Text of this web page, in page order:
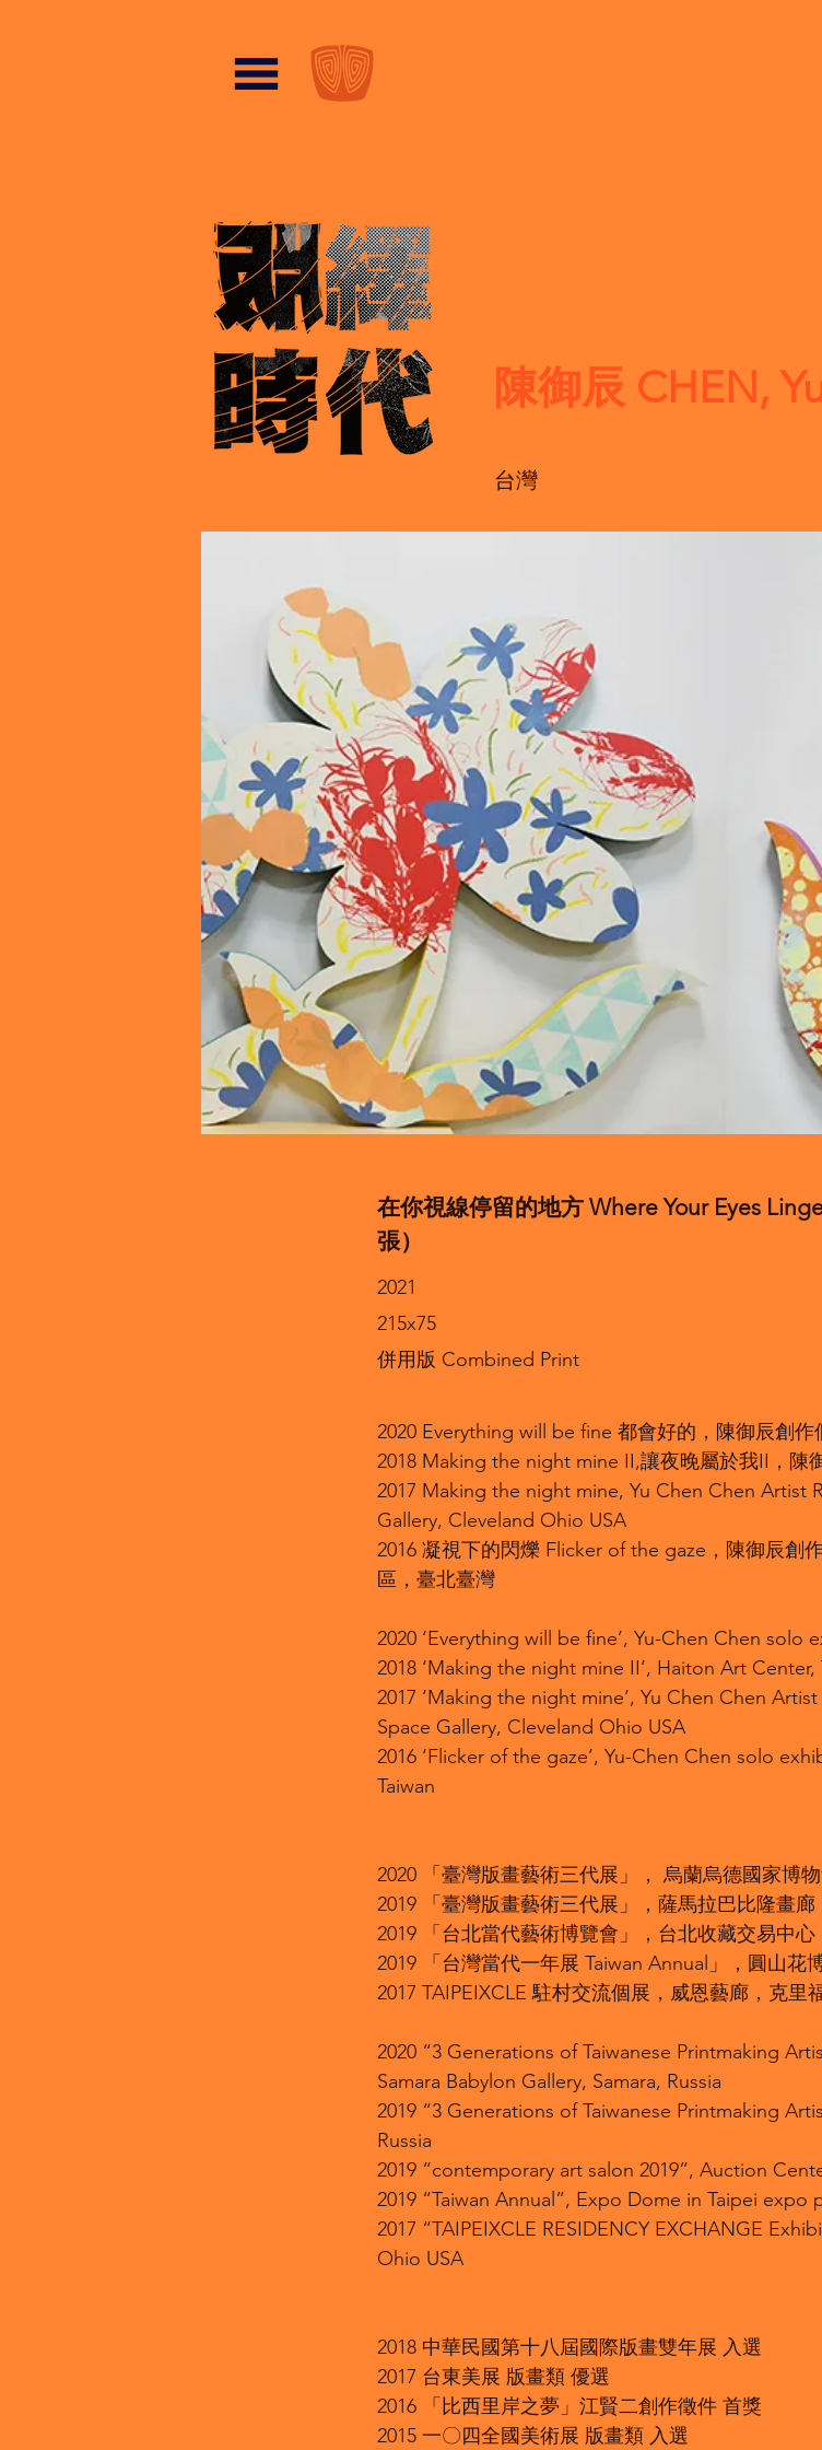
陳御辰 CHEN,
台灣
在你視線停留的地方 Where Your Eyes
張）
2021
215x75
併用版 Combined Print
2020 Everything will be fine 都會好的，陳御辰創
2018 Making the night mine II,讓夜晚屬於我II，陳
2017 Making the night mine, Yu Chen Chen Artist
Gallery, Cleveland Ohio USA
2016 凝視下的閃爍 Flicker of the gaze，陳御辰創
區，臺北臺灣
2020 ‘Everything will be fine’, Yu-Chen Chen solo
2018 ‘Making the night mine II’, Haiton Art Center,
2017 ‘Making the night mine’, Yu Chen Chen
Space Gallery, Cleveland Ohio USA
2016 ‘Flicker of the gaze’, Yu-Chen Chen solo
Taiwan
2020 「臺灣版畫藝術三代展」， 烏蘭烏德國家博
2019 「臺灣版畫藝術三代展」，薩馬拉巴比隆畫廊
2019 「台北當代藝術博覽會」，台北收藏交易中
2019 「台灣當代一年展 Taiwan Annual」，圓山花
2017 TAIPEIXCLE 駐村交流個展，威恩藝廊，克里
2020 “3 Generations of Taiwanese Printmaking
Samara Babylon Gallery, Samara, Russia
2019 “3 Generations of Taiwanese Printmaking
Russia
2019 “contemporary art salon 2019”, Auction
2019 “Taiwan Annual”, Expo Dome in Taipei expo
2017 “TAIPEIXCLE RESIDENCY EXCHANGE
Ohio USA
2018 中華民國第十八屆國際版畫雙年展 入選
2017 台東美展 版畫類 優選
2016 「比西里岸之夢」江賢二創作徵件 首獎
2015 一〇四全國美術展 版畫類 入選